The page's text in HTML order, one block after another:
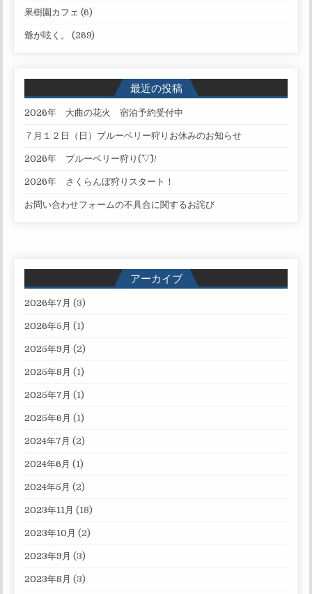
果樹園カフェ (6)
爺が呟く。 (269)
最近の投稿
2026年 大曲の花火 宿泊予約受付中
７月１２日（日）ブルーベリー狩りお休みのお知らせ
2026年 ブルーベリー狩り(^▽^)/
2026年 さくらんぼ狩りスタート！
お問い合わせフォームの不具合に関するお詫び
アーカイブ
2026年7月 (3)
2026年5月 (1)
2025年9月 (2)
2025年8月 (1)
2025年7月 (1)
2025年6月 (1)
2024年7月 (2)
2024年6月 (1)
2024年5月 (2)
2023年11月 (18)
2023年10月 (2)
2023年9月 (3)
2023年8月 (3)